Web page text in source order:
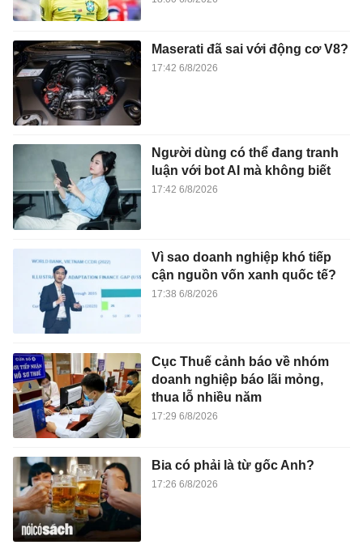
Maserati đã sai với động cơ V8?
17:42 6/8/2026
Người dùng có thể đang tranh
luận với bot AI mà không biết
17:42 6/8/2026
Vì sao doanh nghiệp khó tiếp
cận nguồn vốn xanh quốc tế?
17:38 6/8/2026
Cục Thuế cảnh báo về nhóm
doanh nghiệp báo lãi mỏng,
thua lỗ nhiều năm
17:29 6/8/2026
Bia có phải là từ gốc Anh?
17:26 6/8/2026